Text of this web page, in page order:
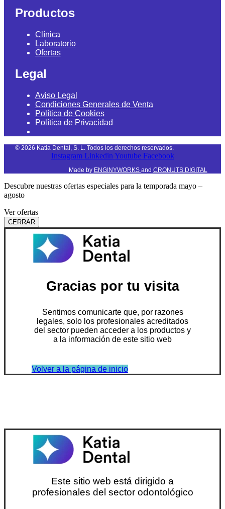
Productos
Clínica
Laboratorio
Ofertas
Legal
Aviso Legal
Condiciones Generales de Venta
Política de Cookies
Política de Privacidad
© 2026 Katia Dental, S. L. Todos los derechos reservados.
Instagram Linkedin Youtube Facebook
Made by ENGINYWORKS and CRONUTS DIGITAL
Descubre nuestras ofertas especiales para la temporada mayo –
agosto
Ver ofertas
CERRAR
Gracias por tu visita
Sentimos comunicarte que, por razones
legales, solo los profesionales acreditados
del sector pueden acceder a los productos y
a la información de este sitio web
Volver a la página de inicio
Este sitio web está dirigido a
profesionales del sector odontológico